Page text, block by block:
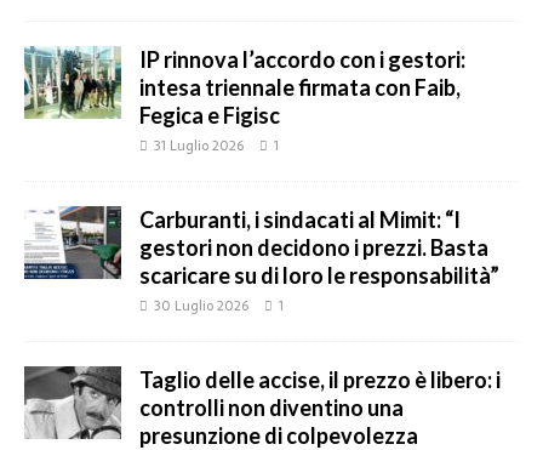
IP rinnova l’accordo con i gestori:
intesa triennale firmata con Faib,
Fegica e Figisc
31 Luglio 2026 1
Carburanti, i sindacati al Mimit: “I
gestori non decidono i prezzi. Basta
scaricare su di loro le responsabilità”
30 Luglio 2026 1
Taglio delle accise, il prezzo è libero: i
controlli non diventino una
presunzione di colpevolezza